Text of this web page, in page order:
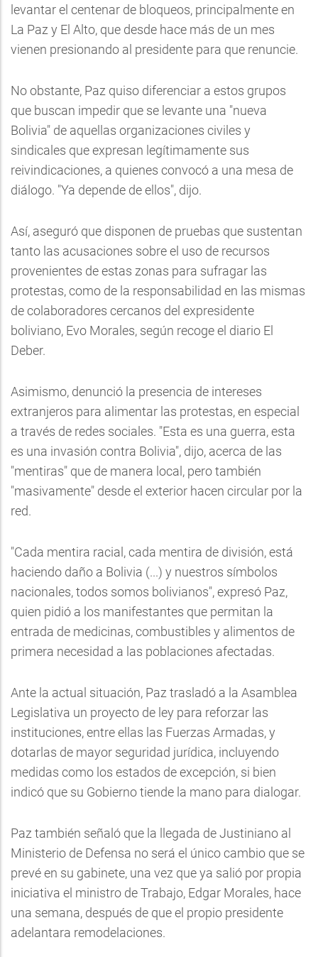
levantar el centenar de bloqueos, principalmente en
La Paz y El Alto, que desde hace más de un mes
vienen presionando al presidente para que renuncie.
No obstante, Paz quiso diferenciar a estos grupos
que buscan impedir que se levante una "nueva
Bolivia" de aquellas organizaciones civiles y
sindicales que expresan legítimamente sus
reivindicaciones, a quienes convocó a una mesa de
diálogo. "Ya depende de ellos", dijo.
Así, aseguró que disponen de pruebas que sustentan
tanto las acusaciones sobre el uso de recursos
provenientes de estas zonas para sufragar las
protestas, como de la responsabilidad en las mismas
de colaboradores cercanos del expresidente
boliviano, Evo Morales, según recoge el diario El
Deber.
Asimismo, denunció la presencia de intereses
extranjeros para alimentar las protestas, en especial
a través de redes sociales. "Esta es una guerra, esta
es una invasión contra Bolivia", dijo, acerca de las
"mentiras" que de manera local, pero también
"masivamente" desde el exterior hacen circular por la
red.
"Cada mentira racial, cada mentira de división, está
haciendo daño a Bolivia (...) y nuestros símbolos
nacionales, todos somos bolivianos", expresó Paz,
quien pidió a los manifestantes que permitan la
entrada de medicinas, combustibles y alimentos de
primera necesidad a las poblaciones afectadas.
Ante la actual situación, Paz trasladó a la Asamblea
Legislativa un proyecto de ley para reforzar las
instituciones, entre ellas las Fuerzas Armadas, y
dotarlas de mayor seguridad jurídica, incluyendo
medidas como los estados de excepción, si bien
indicó que su Gobierno tiende la mano para dialogar.
Paz también señaló que la llegada de Justiniano al
Ministerio de Defensa no será el único cambio que se
prevé en su gabinete, una vez que ya salió por propia
iniciativa el ministro de Trabajo, Edgar Morales, hace
una semana, después de que el propio presidente
adelantara remodelaciones.